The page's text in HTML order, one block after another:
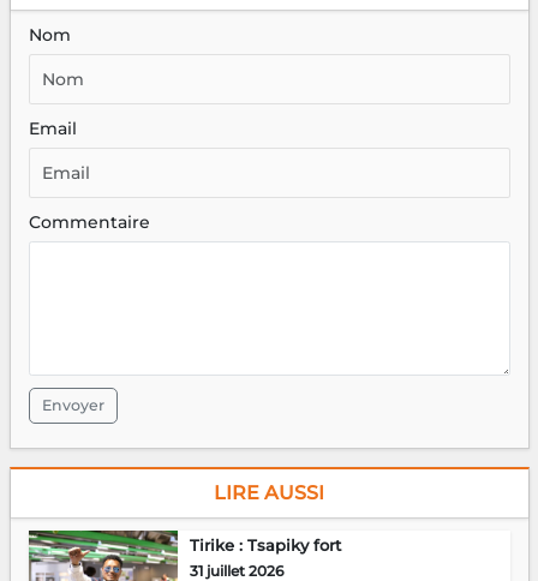
Nom
Email
Commentaire
Envoyer
LIRE AUSSI
Tirike : Tsapiky fort
31 juillet 2026